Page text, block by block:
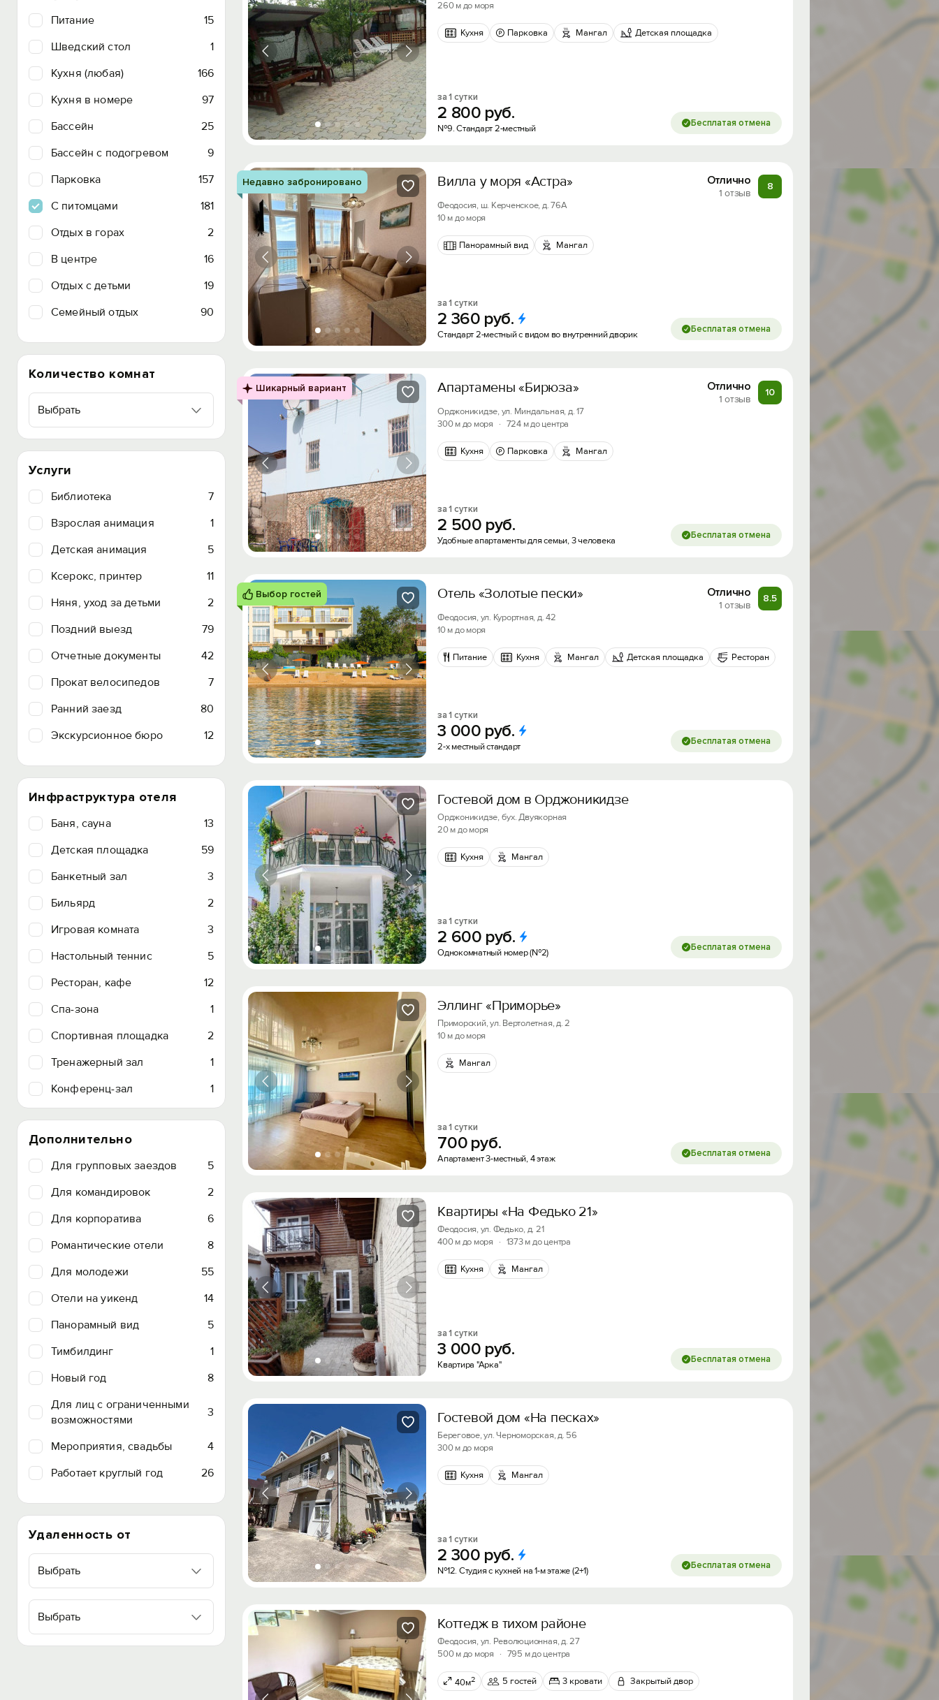
Питание
15
Шведский стол
1
Кухня (любая)
166
Кухня в номере
97
Бассейн
25
Бассейн с подогревом
9
Парковка
157
C питомцами
181
Отдых в горах
2
В центре
16
Отдых с детьми
19
Семейный отдых
90
Количество комнат
Выбрать
Услуги
Библиотека
7
Взрослая анимация
1
Детская анимация
5
Ксерокс, принтер
11
Няня, уход за детьми
2
Поздний выезд
79
Отчетные документы
42
Прокат велосипедов
7
Ранний заезд
80
Экскурсионное бюро
12
Инфраструктура отеля
Баня, сауна
13
Детская площадка
59
Банкетный зал
3
Бильярд
2
Игровая комната
3
Настольный теннис
5
Ресторан, кафе
12
Спа-зона
1
Спортивная площадка
2
Тренажерный зал
1
Конференц-зал
1
Дополнительно
Для групповых заездов
5
Для командировок
2
Для корпоратива
6
Романтические отели
8
Для молодежи
55
Отели на уикенд
14
Панорамный вид
5
Тимбилдинг
1
Новый год
8
Для лиц с ограниченными
возможностями
3
Мероприятия, свадьбы
4
Работает круглый год
26
Удаленность от
Выбрать
Выбрать
260 м до моря
Кухня Парковка Мангал Детская площадка
за 1 сутки
2 800 руб.
№9. Стандарт 2-местный Бесплатая отмена
Недавно забронировано Вилла у моря «Астра» Отлично
1 отзыв
8
Феодосия, ш. Керченское, д. 76А
10 м до моря
Панорамный вид Мангал
за 1 сутки
2 360 руб.
Стандарт 2-местный с видом во внутренний дворик Бесплатая отмена
Шикарный вариант Апартамены «Бирюза» Отлично
1 отзыв
10
Орджоникидзе, ул. Миндальная, д. 17
300 м до моря
· 724 м до центра
Кухня Парковка Мангал
за 1 сутки
2 500 руб.
Удобные апартаменты для семьи, 3 человека Бесплатая отмена
Выбор гостей Отель «Золотые пески» Отлично
1 отзыв
8.5
Феодосия, ул. Курортная, д. 42
10 м до моря
Питание Кухня Мангал Детская площадка Ресторан
за 1 сутки
3 000 руб.
2-х местный стандарт Бесплатая отмена
Гостевой дом в Орджоникидзе
Орджоникидзе, бух. Двуякорная
20 м до моря
Кухня Мангал
за 1 сутки
2 600 руб.
Однокомнатный номер (№2) Бесплатая отмена
Эллинг «Приморье»
Приморский, ул. Вертолетная, д. 2
10 м до моря
Мангал
за 1 сутки
700 руб.
Апартамент 3-местный, 4 этаж Бесплатая отмена
Квартиры «На Федько 21»
Феодосия, ул. Федько, д. 21
400 м до моря
· 1373 м до центра
Кухня Мангал
за 1 сутки
3 000 руб.
Квартира "Арка" Бесплатая отмена
Гостевой дом «На песках»
Береговое, ул. Черноморская, д. 56
300 м до моря
Кухня Мангал
за 1 сутки
2 300 руб.
№12. Студия с кухней на 1-м этаже (2+1) Бесплатая отмена
Коттедж в тихом районе
Феодосия, ул. Революционная, д. 27
500 м до моря
· 795 м до центра
40м2 5 гостей 3 кровати Закрытый двор
Скидка −5%
Хочешь дешевле? Оставь почту и получи промокод на
первое бронирование!
Получить промокод
Вход на сайт
Войти илиЗарегистрироваться
Войти